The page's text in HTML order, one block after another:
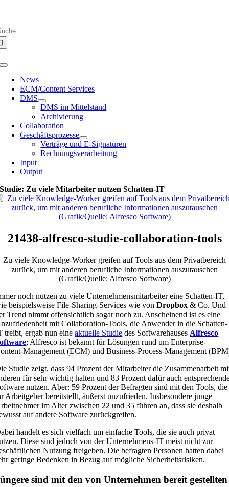
springen
Toggle
Navigation
News
ECM/Content Services
DMS
DMS im Mittelstand
Archivierung
Collaboration
Geschäftsprozesse
Verträge und E-Signaturen
Rechnungsverarbeitung
Input
Output
Studie: Zu viele Mitarbeiter nutzen Schatten-IT
21438-alfresco-studie-collaboration-tools
Zu viele Knowledge-Worker greifen auf Tools aus dem Privatbereich
zurück, um mit anderen berufliche Informationen auszutauschen
(Grafik/Quelle: Alfresco Software)
noch nutzen zu viele Unternehmensmitarbeiter eine Schatten-IT,
beispielsweise File-Sharing-Services wie vonDropbox & Co. Und
Trend nimmt offensichtlich sogar noch zu. Anscheinend ist es eine
mit Collaboration-Tools, die Anwender in die Schatten-
treibt, ergab nun eineaktuelle Studie des Softwarehauses Alfresco
; Alfresco ist bekannt für Lösungen rund um Enterprise-
Management (ECM) und Business-Process-Management
Studie zeigt, dass 94 Prozent der Mitarbeiter die Zusammenarbeit
für sehr wichtig halten und 83 Prozent dafür auch
nutzen. Aber: 59 Prozent der Befragten sind mit den Tools, die
Arbeitgeber bereitstellt, äußerst unzufrieden. Insbesondere junge
im Alter zwischen 22 und 35 führen an, dass sie deshalb
auf andere Software zurückgreifen.
handelt es sich vielfach um einfache Tools, die sie auch privat
Diese sind jedoch von der Unternehmens-IT meist nicht zur
Nutzung freigeben. Die befragten Personen hatten dabei
geringe Bedenken in Bezug auf mögliche Sicherheitsrisiken.
sind mit den von Unternehmen bereit gestellten